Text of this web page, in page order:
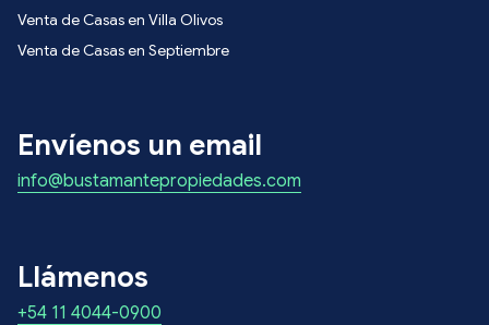
Venta de Casas en Villa Olivos
Venta de Casas en Septiembre
Envíenos un email
info@bustamantepropiedades.com
Llámenos
+54 11 4044-0900